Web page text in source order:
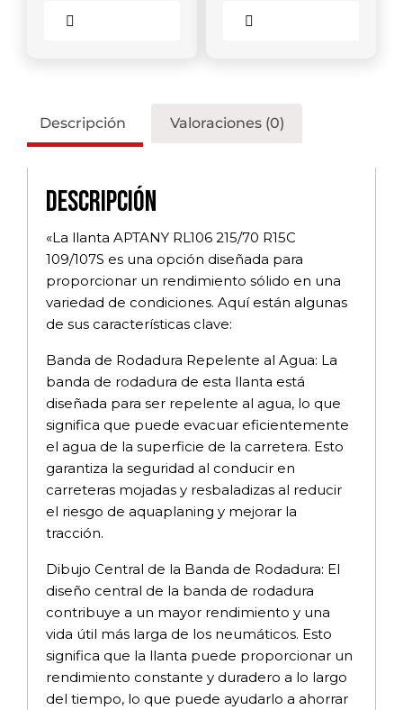
Descripción Valoraciones (0)
Descripción
«La llanta APTANY RL106 215/70 R15C
109/107S es una opción diseñada para
proporcionar un rendimiento sólido en una
variedad de condiciones. Aquí están algunas
de sus características clave:
Banda de Rodadura Repelente al Agua: La
banda de rodadura de esta llanta está
diseñada para ser repelente al agua, lo que
significa que puede evacuar eficientemente
el agua de la superficie de la carretera. Esto
garantiza la seguridad al conducir en
carreteras mojadas y resbaladizas al reducir
el riesgo de aquaplaning y mejorar la
tracción.
Dibujo Central de la Banda de Rodadura: El
diseño central de la banda de rodadura
contribuye a un mayor rendimiento y una
vida útil más larga de los neumáticos. Esto
significa que la llanta puede proporcionar un
rendimiento constante y duradero a lo largo
del tiempo, lo que puede ayudarlo a ahorrar